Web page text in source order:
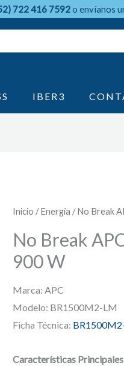
722 416 7592o envíanos
IBER3
Inicio /Energía / No Break
No Break
900 W
Marca: APC
Modelo: BR1500M2-LM
Ficha Técnica:
Características